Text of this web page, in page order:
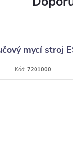
mycí stroj
Kód: 7201000